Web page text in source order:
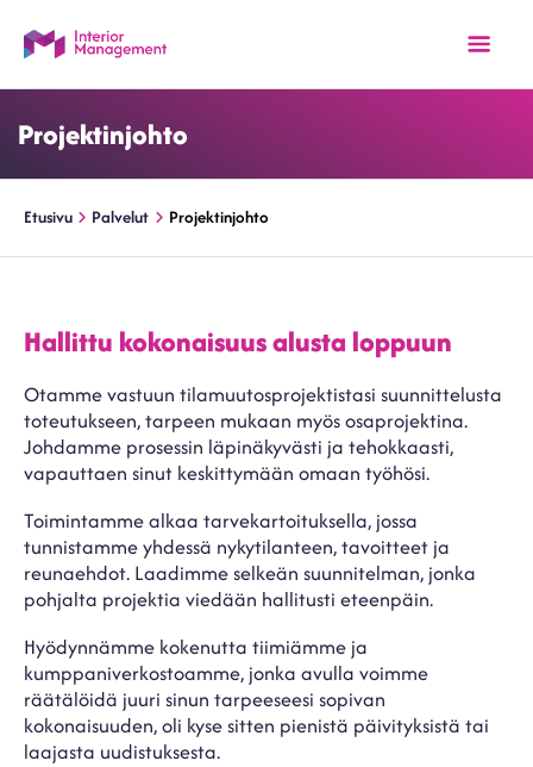
Projektinjohto
Etusivu Palvelut Projektinjohto
Hallittu kokonaisuus alusta loppuun
Otamme vastuun tilamuutosprojektistasi suunnittelusta
toteutukseen, tarpeen mukaan myös osaprojektina.
Johdamme prosessin läpinäkyvästi ja tehokkaasti,
vapauttaen sinut keskittymään omaan työhösi.
Toimintamme alkaa tarvekartoituksella, jossa
tunnistamme yhdessä nykytilanteen, tavoitteet ja
reunaehdot. Laadimme selkeän suunnitelman, jonka
pohjalta projektia viedään hallitusti eteenpäin.
Hyödynnämme kokenutta tiimiämme ja
kumppaniverkostoamme, jonka avulla voimme
räätälöidä juuri sinun tarpeeseesi sopivan
kokonaisuuden, oli kyse sitten pienistä päivityksistä tai
laajasta uudistuksesta.